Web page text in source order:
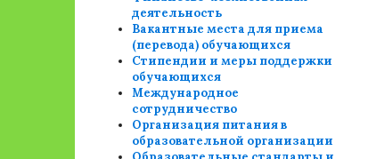
деятельность
Вакантные места для приема
(перевода) обучающихся
Стипендии и меры поддержки
обучающихся
Международное
сотрудничество
Организация питания в
образовательной организации